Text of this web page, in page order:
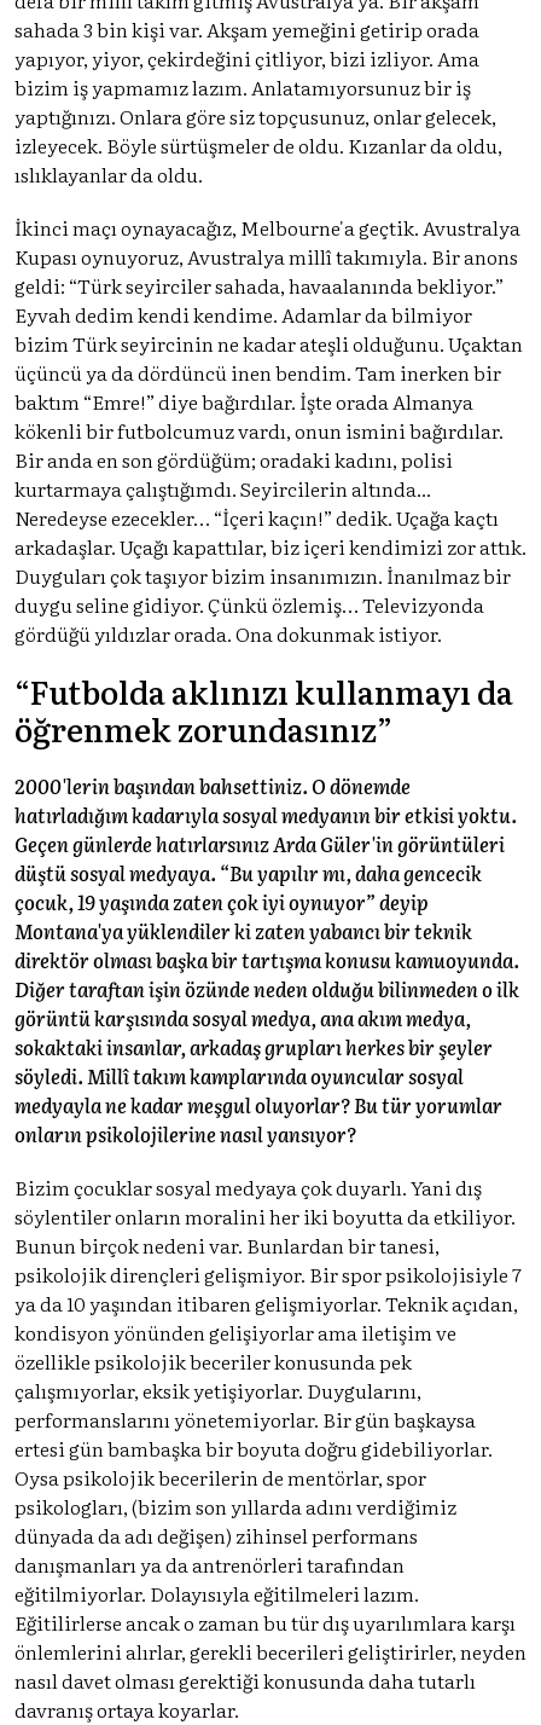
sahada 3 bin kişi var. Akşam yemeğini getirip orada
yapıyor, yiyor, çekirdeğini çitliyor, bizi izliyor. Ama
bizim iş yapmamız lazım. Anlatamıyorsunuz bir iş
yaptığınızı. Onlara göre siz topçusunuz, onlar gelecek,
izleyecek. Böyle sürtüşmeler de oldu. Kızanlar da oldu,
ıslıklayanlar da oldu.
İkinci maçı oynayacağız, Melbourne'a geçtik. Avustralya
Kupası oynuyoruz, Avustralya millî takımıyla. Bir anons
geldi: “Türk seyirciler sahada, havaalanında bekliyor.”
Eyvah dedim kendi kendime. Adamlar da bilmiyor
bizim Türk seyircinin ne kadar ateşli olduğunu. Uçaktan
üçüncü ya da dördüncü inen bendim. Tam inerken bir
baktım “Emre!” diye bağırdılar. İşte orada Almanya
kökenli bir futbolcumuz vardı, onun ismini bağırdılar.
Bir anda en son gördüğüm; oradaki kadını, polisi
kurtarmaya çalıştığımdı. Seyircilerin altında...
Neredeyse ezecekler… “İçeri kaçın!” dedik. Uçağa kaçtı
arkadaşlar. Uçağı kapattılar, biz içeri kendimizi zor attık.
Duyguları çok taşıyor bizim insanımızın. İnanılmaz bir
duygu seline gidiyor. Çünkü özlemiş… Televizyonda
gördüğü yıldızlar orada. Ona dokunmak istiyor.
“Futbolda aklınızı kullanmayı da
öğrenmek zorundasınız”
2000'lerin başından bahsettiniz. O dönemde
hatırladığım kadarıyla sosyal medyanın bir etkisi yoktu.
Geçen günlerde hatırlarsınız Arda Güler'in görüntüleri
düştü sosyal medyaya. “Bu yapılır mı, daha gencecik
çocuk, 19 yaşında zaten çok iyi oynuyor” deyip
Montana'ya yüklendiler ki zaten yabancı bir teknik
direktör olması başka bir tartışma konusu kamuoyunda.
Diğer taraftan işin özünde neden olduğu bilinmeden o ilk
görüntü karşısında sosyal medya, ana akım medya,
sokaktaki insanlar, arkadaş grupları herkes bir şeyler
söyledi. Millî takım kamplarında oyuncular sosyal
medyayla ne kadar meşgul oluyorlar? Bu tür yorumlar
onların psikolojilerine nasıl yansıyor?
Bizim çocuklar sosyal medyaya çok duyarlı. Yani dış
söylentiler onların moralini her iki boyutta da etkiliyor.
Bunun birçok nedeni var. Bunlardan bir tanesi,
psikolojik dirençleri gelişmiyor. Bir spor psikolojisiyle 7
ya da 10 yaşından itibaren gelişmiyorlar. Teknik açıdan,
kondisyon yönünden gelişiyorlar ama iletişim ve
özellikle psikolojik beceriler konusunda pek
çalışmıyorlar, eksik yetişiyorlar. Duygularını,
performanslarını yönetemiyorlar. Bir gün başkaysa
ertesi gün bambaşka bir boyuta doğru gidebiliyorlar.
Oysa psikolojik becerilerin de mentörlar, spor
psikologları, (bizim son yıllarda adını verdiğimiz
dünyada da adı değişen) zihinsel performans
danışmanları ya da antrenörleri tarafından
eğitilmiyorlar. Dolayısıyla eğitilmeleri lazım.
Eğitilirlerse ancak o zaman bu tür dış uyarılımlara karşı
önlemlerini alırlar, gerekli becerileri geliştirirler, neyden
nasıl davet olması gerektiği konusunda daha tutarlı
davranış ortaya koyarlar.